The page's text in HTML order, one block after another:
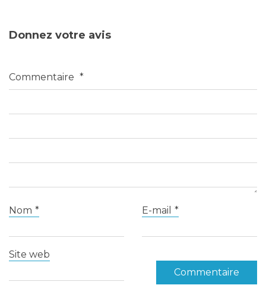
Donnez votre avis
Commentaire *
Nom * E-mail *
Site web